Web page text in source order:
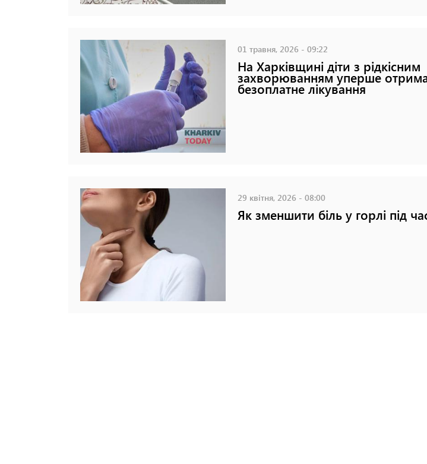
01 травня, 2026 - 09:22
На Харківщині діти з рідкісним
захворюванням уперше
безоплатне лікування
29 квітня, 2026 - 08:00
Як зменшити біль у горлі під